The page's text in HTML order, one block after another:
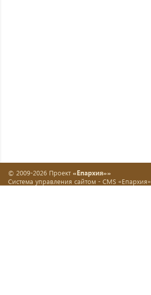
© 2009-2026 Проект «Епархия»»
Система управления сайтом - CMS «Епархия»